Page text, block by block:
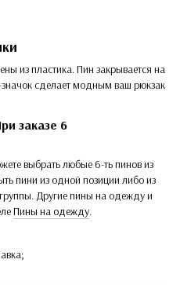
из пластика. Пин закрывается на
сделает модным ваш рюкзак
заказе 6
выбрать любые 6-ть пинов из
пини из одной позиции либо из
Другие пины на одежду и
Пины на одежду.